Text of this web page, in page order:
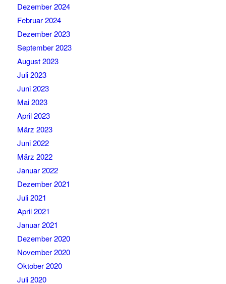
Dezember 2024
Februar 2024
Dezember 2023
September 2023
August 2023
Juli 2023
Juni 2023
Mai 2023
April 2023
März 2023
Juni 2022
März 2022
Januar 2022
Dezember 2021
Juli 2021
April 2021
Januar 2021
Dezember 2020
November 2020
Oktober 2020
Juli 2020